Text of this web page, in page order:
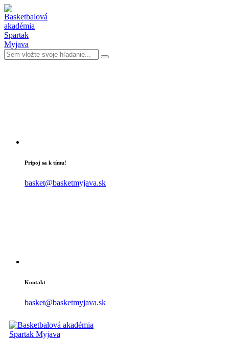
Pripoj sa k tímu!
basket@basketmyjava.sk
Kontakt
basket@basketmyjava.sk